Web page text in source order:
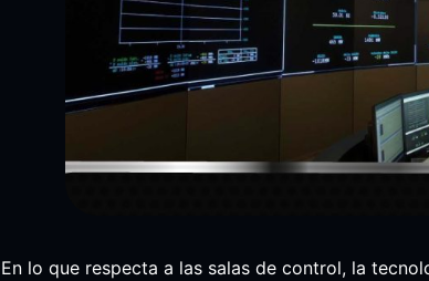
En lo que respecta a las salas de control, la